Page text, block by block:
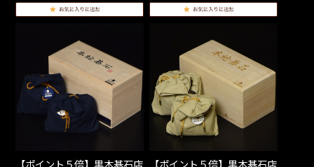
【ポイント５倍】黒木碁石店
【ポイント５倍】黒木碁石店